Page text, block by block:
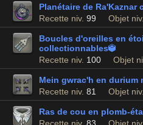
Planétaire de Ra'Kaznar
Recette niv. 99 Objet niv.
Boucles d'oreilles en
collectionnables
Recette niv. 100 Objet
Mein gwrac'h en
Recette niv. 81 Objet niv.
Ras de cou en plomb-